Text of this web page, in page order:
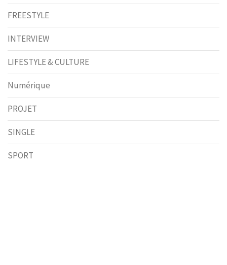
FREESTYLE
INTERVIEW
LIFESTYLE & CULTURE
Numérique
PROJET
SINGLE
SPORT